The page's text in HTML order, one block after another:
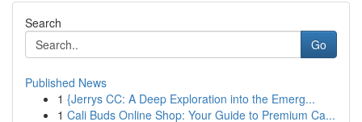
Search
Go
Published News
1 {Jerrys CC: A Deep Exploration into the Emerg...
1 Cali Buds Online Shop: Your Guide to Premium Ca...